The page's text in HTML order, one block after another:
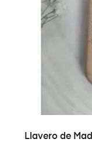
Llavero de